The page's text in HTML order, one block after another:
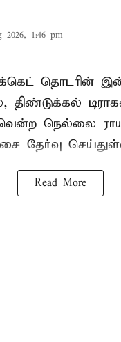
2026, 1:46 pm
தொடரின்
திண்டுக்கல்
வென்ற நெல்லை
தேர்வு
Read More